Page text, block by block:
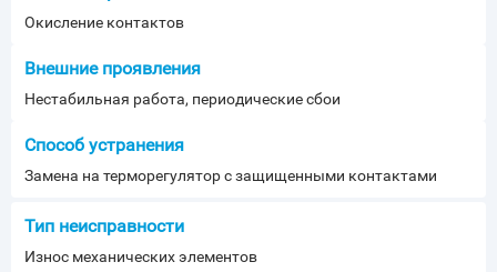
Окисление контактов
Нестабильная работа, периодические сбои
Замена на терморегулятор с защищенными контактами
Износ механических элементов